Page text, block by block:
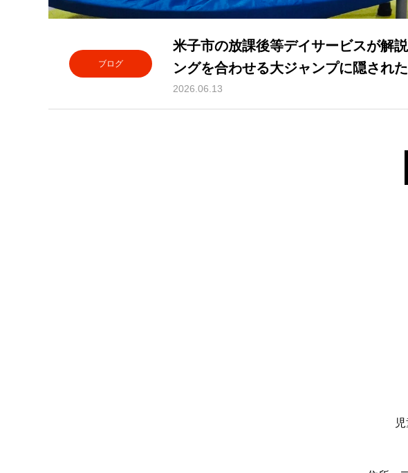
ブログ
米子市の放課後等デイサービスが解
ングを合わせる大ジャンプに隠され
の脳を育てる児童発達支援の秘密
2026.06.13